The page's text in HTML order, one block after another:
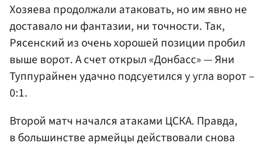
Хозяева продолжали атаковать, но им явно не
доставало ни фантазии, ни точности. Так,
Рясенский из очень хорошей позиции пробил
выше ворот. А счет открыл «Донбасс» — Яни
Туппурайнен удачно подсуетился у угла ворот –
0:1.
Второй матч начался атаками ЦСКА. Правда,
в большинстве армейцы действовали снова